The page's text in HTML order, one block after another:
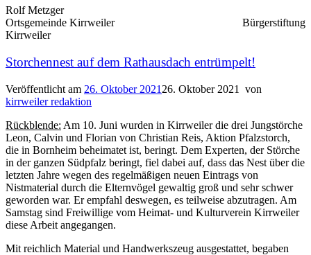
Rolf Metzger
Ortsgemeinde Kirrweiler Bürgerstiftung
Kirrweiler
Storchennest auf dem Rathausdach entrümpelt!
Veröffentlicht am 26. Oktober 2021 26. Oktober 2021
von
kirrweiler redaktion
Rückblende: Am 10. Juni wurden in Kirrweiler die drei Jungstörche
Leon, Calvin und Florian von Christian Reis, Aktion Pfalzstorch,
die in Bornheim beheimatet ist, beringt. Dem Experten, der Störche
in der ganzen Südpfalz beringt, fiel dabei auf, dass das Nest über die
letzten Jahre wegen des regelmäßigen neuen Eintrags von
Nistmaterial durch die Elternvögel gewaltig groß und sehr schwer
geworden war. Er empfahl deswegen, es teilweise abzutragen. Am
Samstag sind Freiwillige vom Heimat- und Kulturverein Kirrweiler
diese Arbeit angegangen.
Mit reichlich Material und Handwerkszeug ausgestattet, begaben